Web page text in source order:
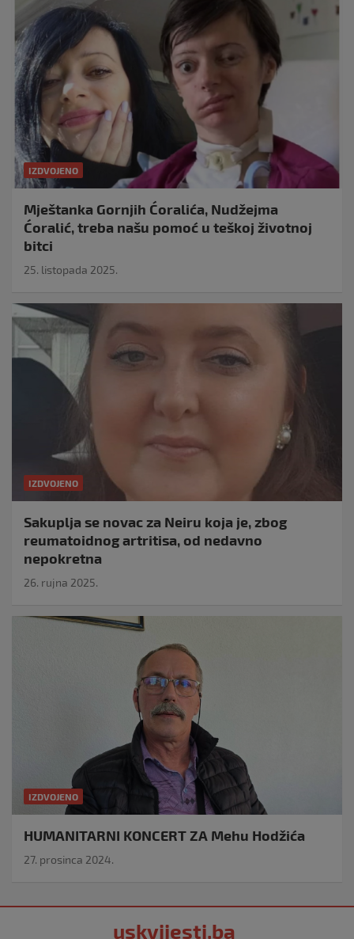
IZDVOJENO
Mještanka Gornjih Ćoralića, Nudžejma
Ćoralić, treba našu pomoć u teškoj životnoj
bitci
25. listopada 2025.
IZDVOJENO
Sakuplja se novac za Neiru koja je, zbog
reumatoidnog artritisa, od nedavno
nepokretna
26. rujna 2025.
IZDVOJENO
HUMANITARNI KONCERT ZA Mehu Hodžića
27. prosinca 2024.
uskvijesti.ba